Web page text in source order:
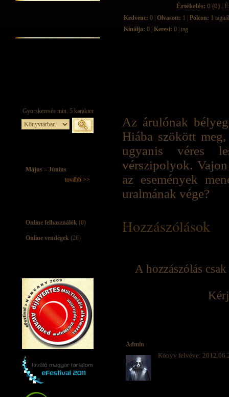
Május – Június
tovább >>
Online felhasználók (0)
Online vendégek (26)
Értékelés: 0 (0) |
Kedvenc: 0 | Olvasott: 1 | Polcon: 1 tagnál
Kínálja: 0 | Keresi: 0 | tag
Az árulónak
Hiába szökött
ugyanis véres
vérszipolyok.
az események
uralmának vége?
Hozzászólások
A hozzászólás
Admin
Könyv felvéve: